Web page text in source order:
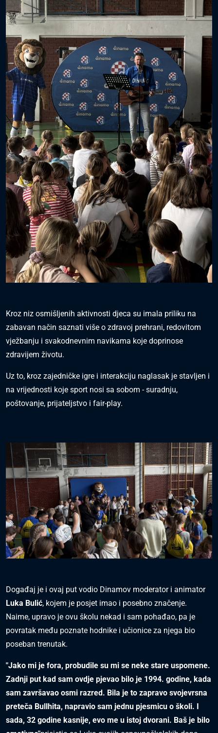
Kroz niz osmišljenih aktivnosti djeca su imala priliku na
zabavan način saznati više o zdravoj prehrani, redovitom
vježbanju i svakodnevnim navikama koje doprinose
zdravijem životu.
Uz to, kroz zajedničke igre i interakciju naglasak je stavljen i
na vrijednosti koje sport nosi sa sobom - suradnju,
poštovanje, prijateljstvo i fair-play.
Događaj je i ovaj put vodio Dinamov moderator i animator
Luka Bulić, kojem je posjet imao i posebno značenje.
Naime, upravo je ovu školu nekad i sam pohađao, pa je
povratak među poznate hodnike i učionice za njega bio
poseban trenutak.
"Jako mi je fora, probudile su mi se neke stare uspomene.
Zadnji put kad sam ovdje pjevao bilo je 1994. godine, kada
sam završavao osmi razred. Bila je to zapravo svojevrsna
preteča Bullhita, napravio sam jednu pjesmicu o školi. I
sada, 32 godine kasnije, evo me u istoj dvorani. Baš je bilo